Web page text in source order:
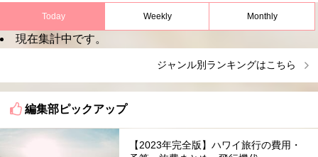
Today Weekly Monthly
現在集計中です。
ジャンル別ランキングはこちら
編集部ピックアップ
【2023年完全版】ハワイ旅行の費用・